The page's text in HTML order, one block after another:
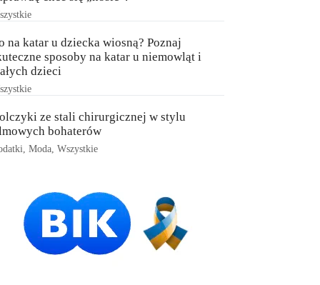
na katar u dziecka wiosną? Poznaj
sposoby na katar u niemowląt i
dzieci
ze stali chirurgicznej w stylu
bohaterów
,Moda ,Wszystkie